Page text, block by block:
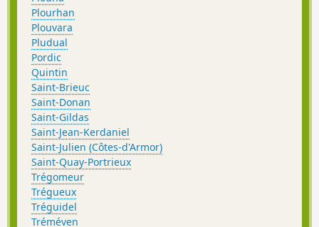
Plourhan
Plouvara
Pludual
Pordic
Quintin
Saint-Brieuc
Saint-Donan
Saint-Gildas
Saint-Jean-Kerdaniel
Saint-Julien (Côtes-d'Armor)
Saint-Quay-Portrieux
Trégomeur
Trégueux
Tréguidel
Tréméven